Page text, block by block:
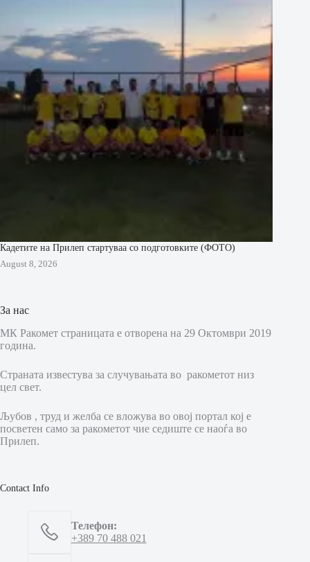
Кадетите на Прилеп стартуваа со подготовките (ФОТО)
August 8, 2026
За нас
МК Ракомет страницата е отворена на 29 Октомври 2019
година.
Страната известува за случувањата во ракометот низ
цел свет.
Љубов , труд и желба се вложува во овој портал кој е
посветен само за ракометот чие седиште се наоѓа во
Прилеп.
Contact Info
Телефон:
+389 70 488 021